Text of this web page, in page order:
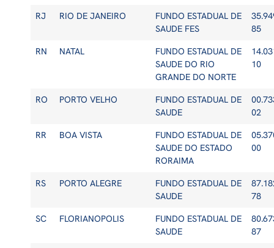
RJ RIO DE JANEIRO
FUNDO ESTADUAL DE
SAUDE FES
85
RN NATAL
FUNDO ESTADUAL DE
SAUDE DO RIO
GRANDE DO NORTE
10
RO PORTO VELHO
FUNDO ESTADUAL DE
SAUDE
02
RR BOA VISTA
FUNDO ESTADUAL DE
SAUDE DO ESTADO
RORAIMA
00
RS PORTO ALEGRE
FUNDO ESTADUAL DE
SAUDE
78
SC FLORIANOPOLIS
FUNDO ESTADUAL DE
SAUDE
87